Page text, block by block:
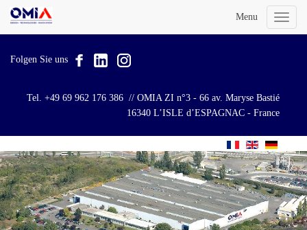
Menu
Toggle
Folgen Sie uns
Tel. +49 69 962 176 386 // OMIA ZI n°3 - 66 av. Maryse Bastié
16340 L’ISLE d’ESPAGNAC - France